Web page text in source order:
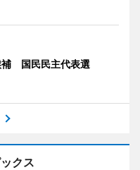
補 国民民主代表選
クス